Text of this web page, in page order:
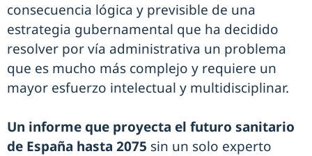
consecuencia lógica y previsible de una
estrategia gubernamental que ha decidido
resolver por vía administrativa un problema
que es mucho más complejo y requiere un
mayor esfuerzo intelectual y multidisciplinar.
Un informe que proyecta el futuro sanitario
de España hasta 2075 sin un solo experto